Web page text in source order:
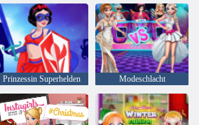
Prinzessin Superhelden Modeschlacht